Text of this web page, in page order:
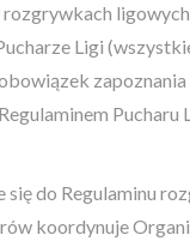
rozgrywkach
Ligi
zapoznania
Pucharu
się do Regulaminu
koordynuje